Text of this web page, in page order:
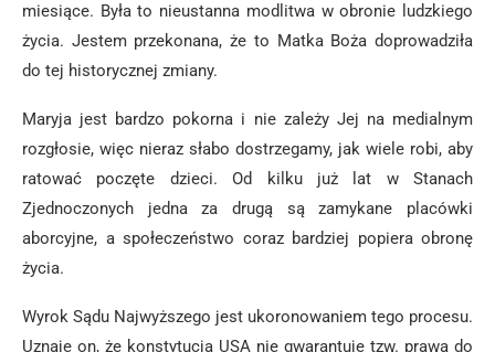
miesiące. Była to nieustanna modlitwa w obronie ludzkiego
życia. Jestem przekonana, że to Matka Boża doprowadziła
do tej historycznej zmiany.
Maryja jest bardzo pokorna i nie zależy Jej na medialnym
rozgłosie, więc nieraz słabo dostrzegamy, jak wiele robi, aby
ratować poczęte dzieci. Od kilku już lat w Stanach
Zjednoczonych jedna za drugą są zamykane placówki
aborcyjne, a społeczeństwo coraz bardziej popiera obronę
życia.
Wyrok Sądu Najwyższego jest ukoronowaniem tego procesu.
Uznaje on, że konstytucja USA nie gwarantuje tzw. prawa do